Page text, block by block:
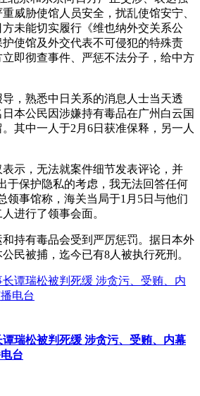
威胁使馆人员安全，扰乱使馆安宁、
未能切实履行《维也纳外交关系公
使馆及外交代表不可侵犯的特殊责
即彻查事件、严惩不法分子，给中方
，熟悉中日关系的消息人士当天透
本公民因涉嫌持有毒品在广州白云国
其中一人于2月6日获准保释，另一人
示，无法就案件细节发表评论，并
于保护隐私的考虑，我无法回答任何
领事馆称，海关当局于1月5日与他们
进行了领事会面。
持有毒品会受到严厉惩罚。据日本外
民被捕，迄今已有8人被执行死刑。
瑞松被判死缓 涉贪污、受贿、内幕
台